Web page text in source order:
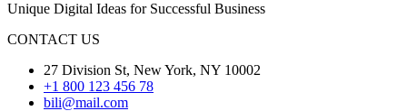
Unique Digital Ideas for Successful Business
CONTACT US
27 Division St, New York, NY 10002
+1 800 123 456 78
bili@mail.com